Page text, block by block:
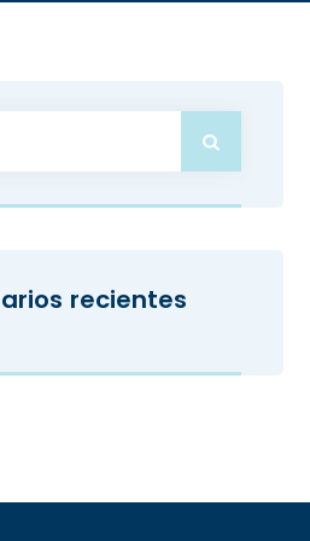
recientes